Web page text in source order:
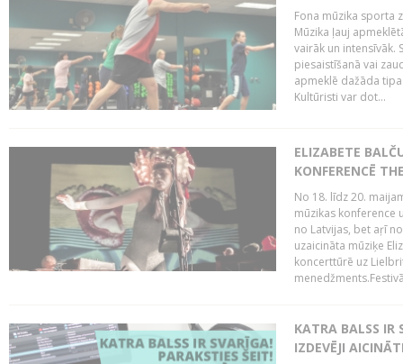
Fona mūzika sporta
Mūzika ļauj
vairāk un intensīvāk.
piesaistīšanā vai
apmeklē dažāda
Kultūristi var dot...
ELIZABETE
KONFERENCĒ
No 18. līdz 20.
mūzikas konference
no Latvijas, bet aŗī
uzaicināta mūziķe
koncerttūrē uz
KATRA BALSS IR
IZDEVĒJI